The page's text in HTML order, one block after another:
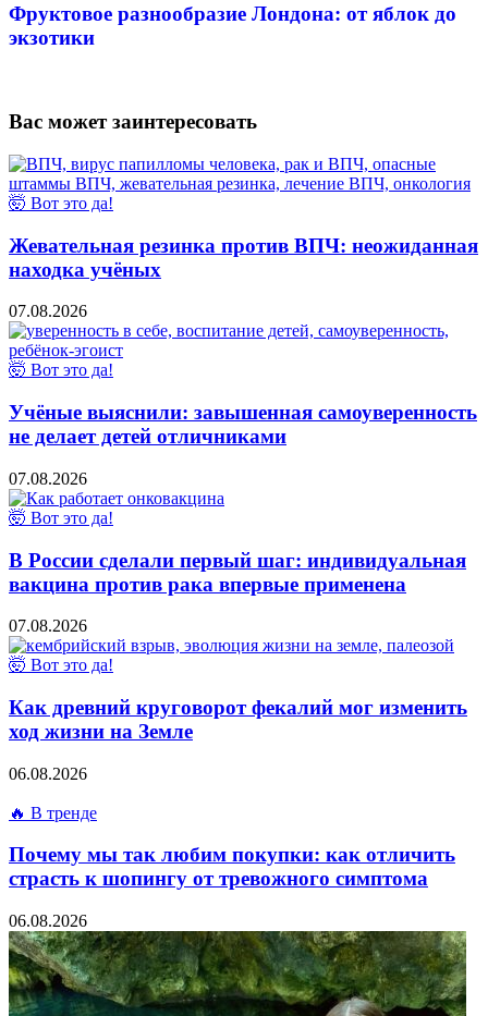
Фруктовое разнообразие Лондона: от яблок до
экзотики
Вас может заинтересовать
🤯 Вот это да!
Жевательная резинка против ВПЧ: неожиданная
находка учёных
07.08.2026
🤯 Вот это да!
Учёные выяснили: завышенная самоуверенность
не делает детей отличниками
07.08.2026
🤯 Вот это да!
В России сделали первый шаг: индивидуальная
вакцина против рака впервые применена
07.08.2026
🤯 Вот это да!
Как древний круговорот фекалий мог изменить
ход жизни на Земле
06.08.2026
🔥 В тренде
Почему мы так любим покупки: как отличить
страсть к шопингу от тревожного симптома
06.08.2026